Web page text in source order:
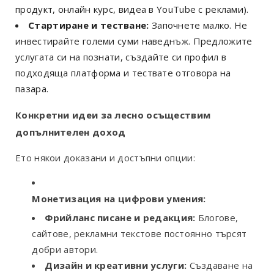
продукт, онлайн курс, видеа в YouTube с реклами).
Стартиране и тестване: Започнете малко. Не
инвестирайте големи суми наведнъж. Предложите
услугата си на познати, създайте си профил в
подходяща платформа и тествате отговора на
пазара.
Конкретни идеи за лесно осъществим
допълнителен доход
Ето някои доказани и достъпни опции:
Монетизация на цифрови умения:
Фрийланс писане и редакция: Блогове,
сайтове, рекламни текстове постоянно търсят
добри автори.
Дизайн и креативни услуги: Създаване на